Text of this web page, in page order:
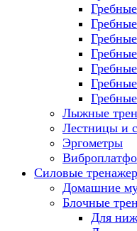
Лыжные
Лестницы и
Эргометры
Силовые
Домашние
Блочные
Для